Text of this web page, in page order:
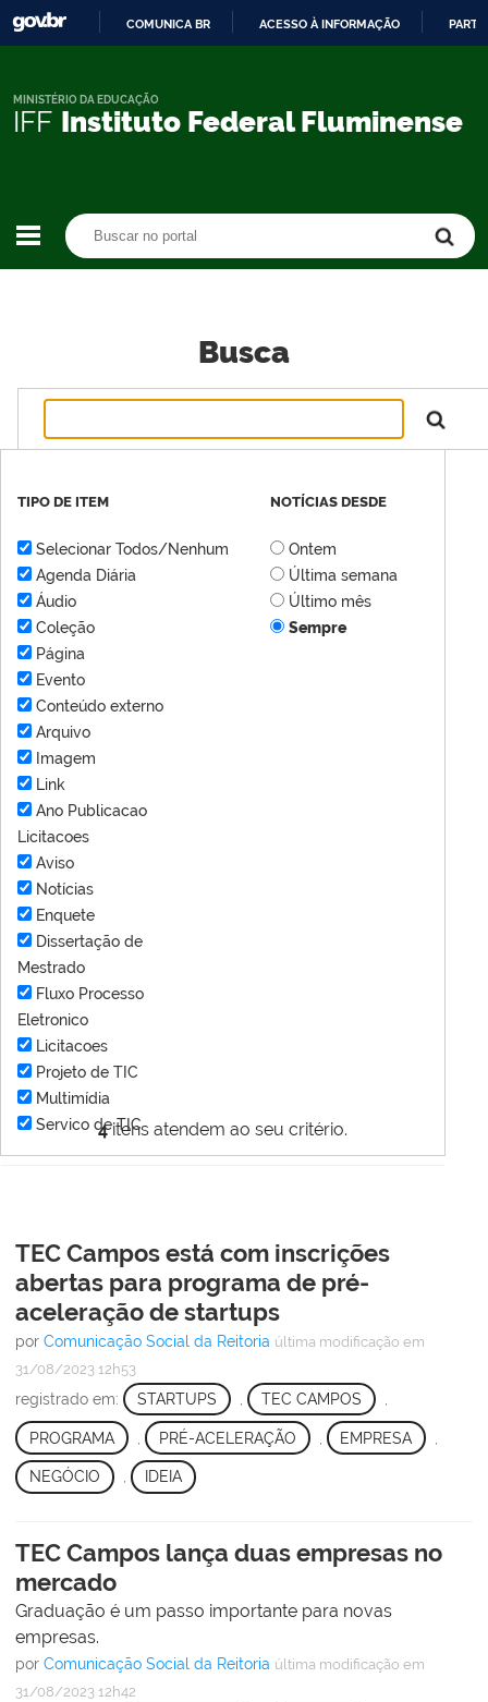
CONTEÚDO
COMUNICA BR ACESSO À INFORMAÇÃO
IFF Instituto Federal Fluminense
MINISTÉRIO DA EDUCAÇÃO
Busca
4itens atendem ao seu critério.
TIPO DE ITEM
Selecionar Todos/Nenhum
Agenda Diária
Áudio
Coleção
Página
Evento
Conteúdo externo
Arquivo
Imagem
Link
Ano Publicacao
Licitacoes
Aviso
Notícias
Enquete
Dissertação de
Mestrado
Fluxo Processo
Eletronico
Licitacoes
Projeto de TIC
Multimídia
Servico de TIC
NOTÍCIAS DESDE
Ontem
Última semana
Último mês
Sempre
TEC Campos está com inscrições
abertas para programa de pré-
aceleração de startups
por Comunicação Social da Reitoria última modificação em
31/08/2023 12h53
registrado em: STARTUPS TEC CAMPOS
PROGRAMA PRÉ-ACELERAÇÃO EMPRESA
NEGÓCIO , IDEIA
TEC Campos lança duas empresas no
mercado
Graduação é um passo importante para novas
empresas.
por Comunicação Social da Reitoria última modificação em
31/08/2023 12h42